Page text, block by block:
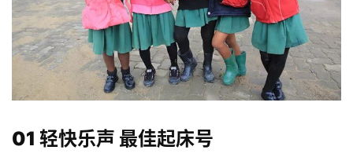
01 轻快乐声 最佳起床号